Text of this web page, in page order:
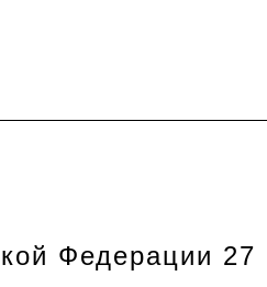
Федерации 27